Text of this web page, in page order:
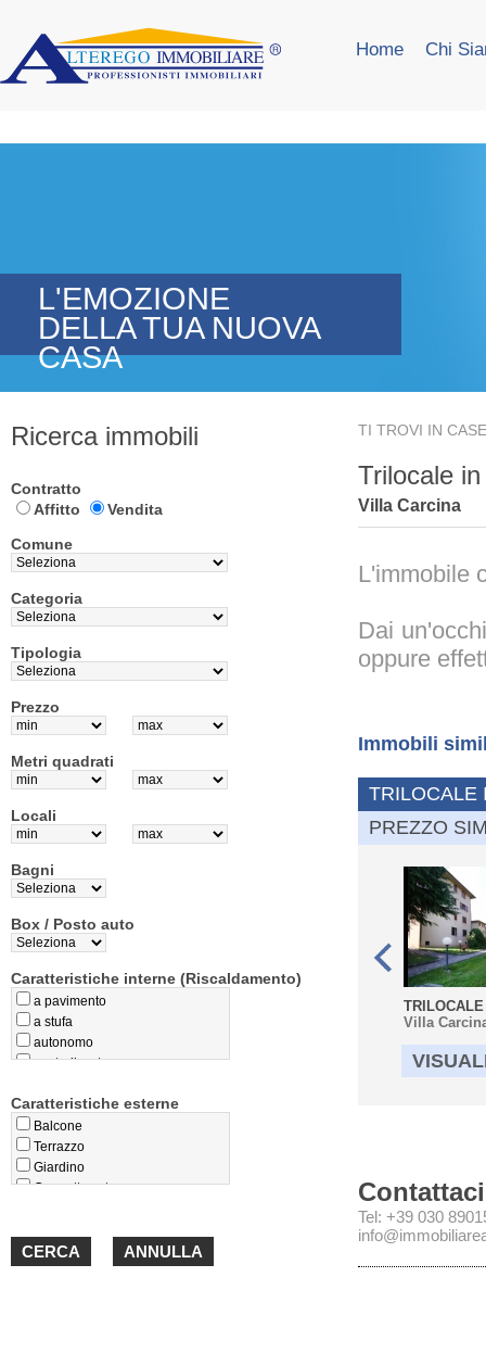
Home Chi
L'EMOZIONE
DELLA TUA NUOVA
CASA
Ricerca immobili
Contratto
Affitto
Vendita
Comune
Categoria
Tipologia
Prezzo
Metri quadrati
Locali
Bagni
Box / Posto auto
Caratteristiche interne (Riscaldamento)
a pavimento
a stufa
autonomo
centralizzato
teleriscaldamento
termoconvettori
Caratteristiche esterne
Balcone
Terrazzo
Giardino
Cappotto esterno
TI TROVI IN
Trilocale
Villa Carcina
L'immobile
Dai
oppure
Immobili
TRILOCALE
PREZZO
Villa
Contattaci
Tel: +39 030